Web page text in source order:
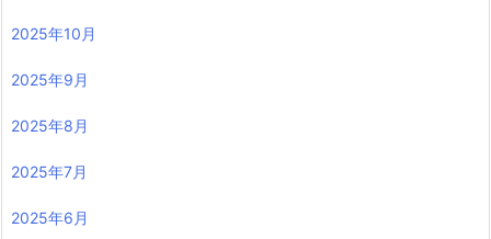
2025年10月
2025年9月
2025年8月
2025年7月
2025年6月